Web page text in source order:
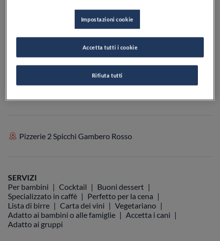
Pizzerie 2 Spicchi Gambero Rosso
SERVIZI
Per bambini
Cocktail
Buoni dessert
Specializzato in caffè
Perfetto per la cena
Lista di birre
Carta dei vini
Vegetariano
Adatto ai bambini o alle famiglie
Accetta i cani
Adatto ai gruppi
Impostazioni cookie
Rifiuta tutti
Accetta tutti i cookie